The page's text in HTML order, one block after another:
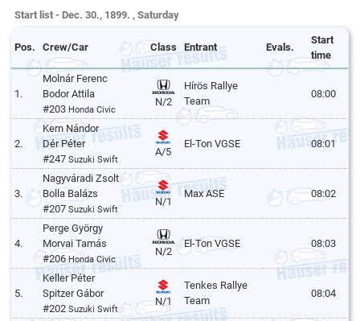
Start list - Dec. 30., 1899. , Saturday
Pos. Crew/Car Class Entrant Evals.
Start
time
1.
Molnár Ferenc
Bodor Attila
#203 Honda Civic
N/2
Hírös Rallye
Team
08:00
2.
Kern Nándor
Dér Péter
#247Suzuki Swift
A/5
El-Ton VGSE 08:01
3.
Nagyváradi Zsolt
Bolla Balázs
#207Suzuki Swift
N/1
Max ASE 08:02
4.
Perge György
Morvai Tamás
#206Honda Civic
N/2
El-Ton VGSE 08:03
5.
Keller Péter
Spitzer Gábor
#202Suzuki Swift
N/1
Tenkes Rallye
Team
08:04